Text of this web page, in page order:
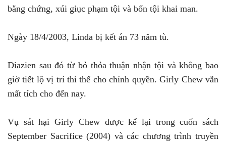
bằng chứng, xúi giục phạm tội và bốn tội khai man.
Ngày 18/4/2003, Linda bị kết án 73 năm tù.
Diazien sau đó từ bỏ thỏa thuận nhận tội và không bao
giờ tiết lộ vị trí thi thể cho chính quyền. Girly Chew vẫn
mất tích cho đến nay.
Vụ sát hại Girly Chew được kể lại trong cuốn sách
September Sacrifice (2004) và các chương trình truyền